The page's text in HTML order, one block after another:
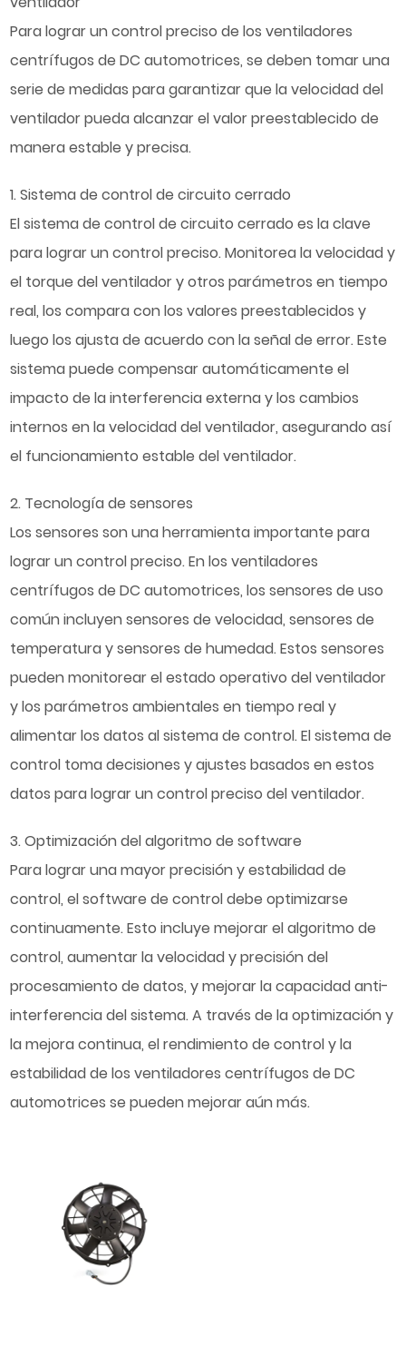
Para lograr un control preciso de los ventiladores
centrífugos de DC automotrices, se deben tomar una
serie de medidas para garantizar que la velocidad del
ventilador pueda alcanzar el valor preestablecido de
manera estable y precisa.
1. Sistema de control de circuito cerrado
El sistema de control de circuito cerrado es la clave
para lograr un control preciso. Monitorea la velocidad y
el torque del ventilador y otros parámetros en tiempo
real, los compara con los valores preestablecidos y
luego los ajusta de acuerdo con la señal de error. Este
sistema puede compensar automáticamente el
impacto de la interferencia externa y los cambios
internos en la velocidad del ventilador, asegurando así
el funcionamiento estable del ventilador.
2. Tecnología de sensores
Los sensores son una herramienta importante para
lograr un control preciso. En los ventiladores
centrífugos de DC automotrices, los sensores de uso
común incluyen sensores de velocidad, sensores de
temperatura y sensores de humedad. Estos sensores
pueden monitorear el estado operativo del ventilador
y los parámetros ambientales en tiempo real y
alimentar los datos al sistema de control. El sistema de
control toma decisiones y ajustes basados ​​en estos
datos para lograr un control preciso del ventilador.
3. Optimización del algoritmo de software
Para lograr una mayor precisión y estabilidad de
control, el software de control debe optimizarse
continuamente. Esto incluye mejorar el algoritmo de
control, aumentar la velocidad y precisión del
procesamiento de datos, y mejorar la capacidad anti-
interferencia del sistema. A través de la optimización y
la mejora continua, el rendimiento de control y la
estabilidad de los ventiladores centrífugos de DC
automotrices se pueden mejorar aún más.